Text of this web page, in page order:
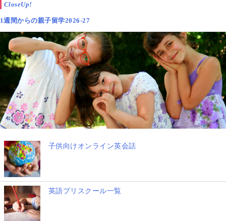
CloseUp!
1週間からの親子留学2026-27
子供向けオンライン英会話
英語プリスクール一覧